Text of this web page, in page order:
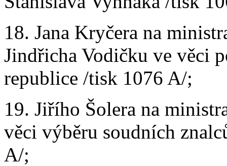
18. Jana Kryčera na
Jindřicha Vodičku ve věci
republice /tisk 1076 A/;
19. Jiřího Šolera na
věci výběru soudních
A/;